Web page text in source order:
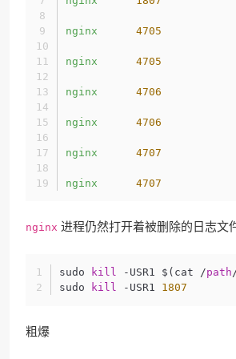
nginx 4705
nginx 4705
nginx 4706
nginx 4706
nginx 4707
nginx 4707
nginx 进程仍然打开着被删除的日志文
sudo kill -USR1 $(cat /path
sudo
kill -USR1 1807
粗爆